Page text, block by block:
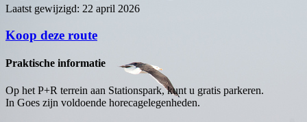
Laatst gewijzigd: 22 april 2026
Koop deze route
Praktische informatie
Op het P+R terrein aan Stationspark, kunt u gratis parkeren.
In Goes zijn voldoende horecagelegenheden.